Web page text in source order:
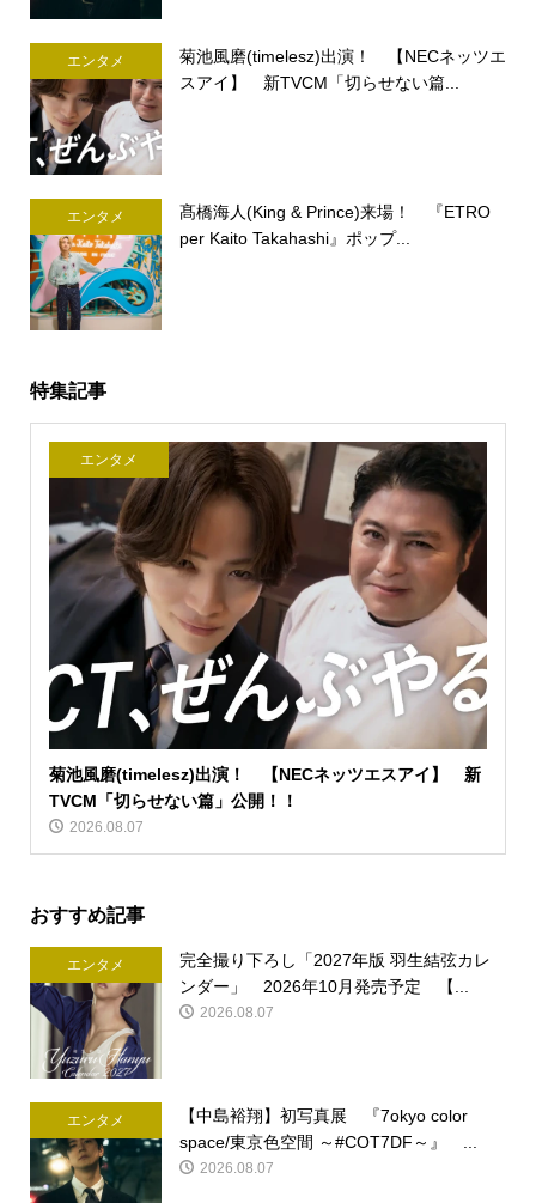
エンタメ
菊池風磨(timelesz)出演！ 【NECネッツエ
スアイ】 新TVCM「切らせない篇...
エンタメ
髙橋海人(King & Prince)来場！ 『ETRO
per Kaito Takahashi』ポップ...
特集記事
エンタメ
菊池風磨(timelesz)出演！ 【NECネッツエスアイ】 新
TVCM「切らせない篇」公開！！
2026.08.07
おすすめ記事
エンタメ
完全撮り下ろし「2027年版 羽生結弦カレ
ンダー」 2026年10月発売予定 【...
2026.08.07
エンタメ
【中島裕翔】初写真展 『7okyo color
space/東京色空間 ～#COT7DF～』 ...
2026.08.07